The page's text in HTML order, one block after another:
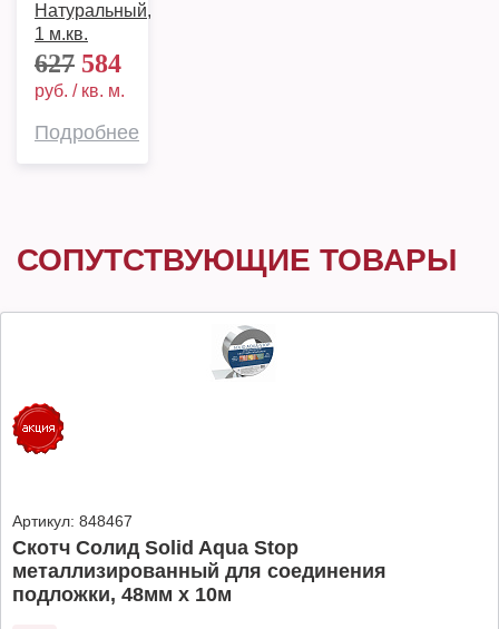
Натуральный,
1 м.кв.
627 584
руб. / кв. м.
Подробнее
СОПУТСТВУЮЩИЕ ТОВАРЫ
Артикул: 848467
Скотч Солид Solid Aqua Stop
металлизированный для соединения
подложки, 48мм х 10м